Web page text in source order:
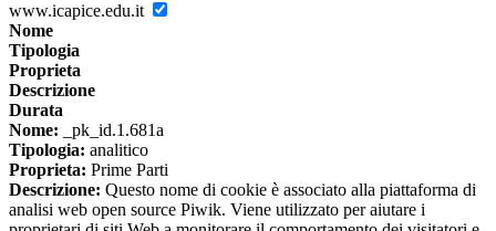
www.icapice.edu.it
Nome
Tipologia
Proprieta
Descrizione
Durata
Nome: _pk_id.1.681a
Tipologia: analitico
Proprieta: Prime Parti
Descrizione: Questo nome di cookie è associato alla piattaforma di
analisi web open source Piwik. Viene utilizzato per aiutare i